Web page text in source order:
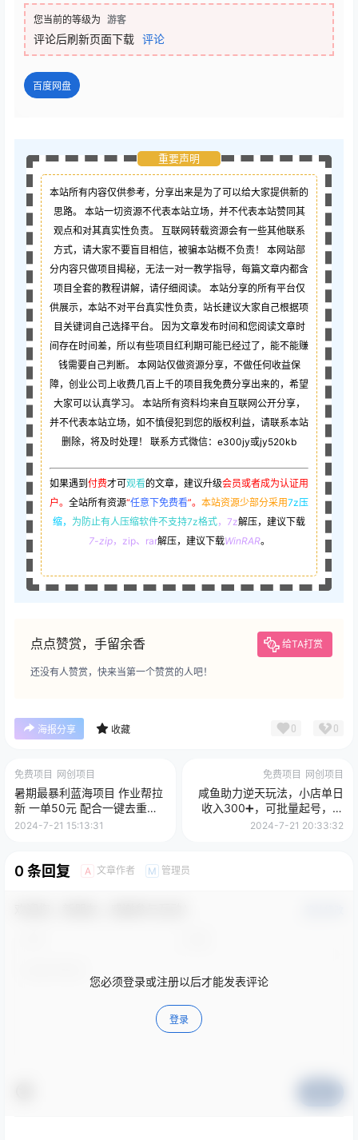
您当前的等级为 游客
评论后刷新页面下载 评论
百度网盘
重要声明
本站所有内容仅供参考，分享出来是为了可以给大家提供新的
思路。 本站一切资源不代表本站立场，并不代表本站赞同其
观点和对其真实性负责。 互联网转载资源会有一些其他联系
方式，请大家不要盲目相信，被骗本站概不负责！ 本网站部
分内容只做项目揭秘，无法一对一教学指导，每篇文章内都含
项目全套的教程讲解，请仔细阅读。 本站分享的所有平台仅
供展示，本站不对平台真实性负责，站长建议大家自己根据项
目关键词自己选择平台。 因为文章发布时间和您阅读文章时
间存在时间差，所以有些项目红利期可能已经过了，能不能赚
钱需要自己判断。 本网站仅做资源分享，不做任何收益保
障，创业公司上收费几百上千的项目我免费分享出来的，希望
大家可以认真学习。 本站所有资料均来自互联网公开分享，
并不代表本站立场，如不慎侵犯到您的版权利益，请联系本站
删除，将及时处理！ 联系方式微信：e300jy或jy520kb
如果遇到 付费才可观看的文章，建议升级会员或者成为认证用
户。 全站所有资源“任意下免费看”。 本站资源少部分采用7z压
缩， 为防止有人压缩软件不支持7z格式，7z解压，建议下载
7-zip，zip、rar解压，建议下载WinRAR。
点点赞赏，手留余香 给TA打赏
还没有人赞赏，快来当第一个赞赏的人吧！
海报分享 收藏 0 0
免费项目 网创项目
暑期最暴利蓝海项目 作业帮拉
新 一单50元 配合一键去重软
件批量分发
2024-7-21 15:13:31
免费项目 网创项目
咸鱼助力逆天玩法，小店单日
收入300➕，可批量起号，项
目中的劳斯莱斯
2024-7-21 20:33:32
0 条回复 A 文章作者 M 管理员
您必须登录或注册以后才能发表评论
登录